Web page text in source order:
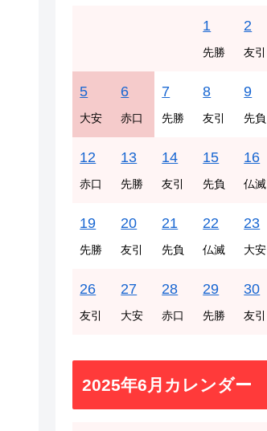
1
先勝
2
友引
5
大安
6
赤口
7
先勝
8
友引
9
先負
12
赤口
13
先勝
14
友引
15
先負
16
仏滅
19
先勝
20
友引
21
先負
22
仏滅
23
大安
26
友引
27
大安
28
赤口
29
先勝
30
友引
2025年6月カレンダー